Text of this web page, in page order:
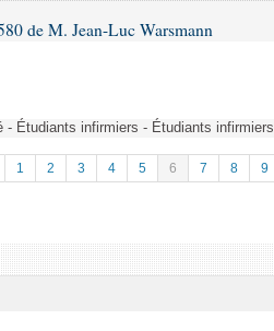
de M. Jean-Luc Warsmann
- Étudiants infirmiers - Étudiants infirmiers
1 2 3 4 5 6 7 8 9